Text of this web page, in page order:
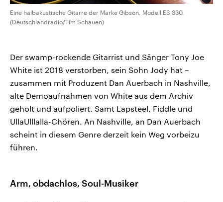
Eine halbakustische Gitarre der Marke Gibson, Modell ES 330.
(Deutschlandradio/Tim Schauen)
Der swamp-rockende Gitarrist und Sänger Tony Joe
White ist 2018 verstorben, sein Sohn Jody hat –
zusammen mit Produzent Dan Auerbach in Nashville,
alte Demoaufnahmen von White aus dem Archiv
geholt und aufpoliert. Samt Lapsteel, Fiddle und
UllaUlllalla-Chören. An Nashville, an Dan Auerbach
scheint in diesem Genre derzeit kein Weg vorbeizu
führen.
Arm, obdachlos, Soul-Musiker